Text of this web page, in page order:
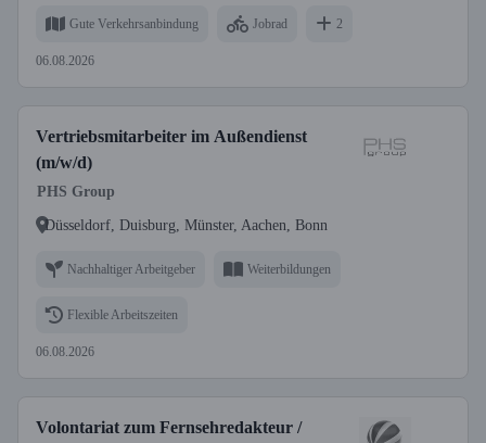
Gute Verkehrsanbindung Jobrad 2
06.08.2026
Vertriebsmitarbeiter im Außendienst
(m/w/d)
PHS Group
Düsseldorf, Duisburg, Münster, Aachen, Bonn
Nachhaltiger Arbeitgeber Weiterbildungen
Flexible Arbeitszeiten
06.08.2026
Volontariat zum Fernsehredakteur /